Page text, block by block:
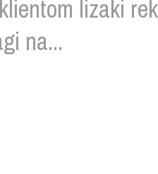
lizaki
na...